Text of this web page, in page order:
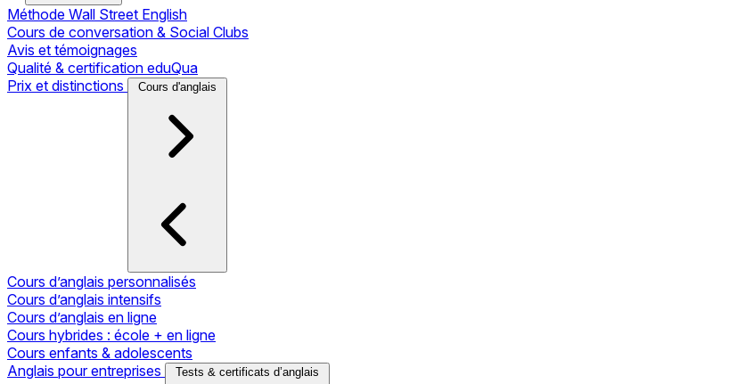
Méthode Wall Street English
Cours de conversation & Social Clubs
Avis et témoignages
Qualité & certification eduQua
Prix et distinctions
Cours d'anglais
Cours d’anglais personnalisés
Cours d’anglais intensifs
Cours d’anglais en ligne
Cours hybrides : école + en ligne
Cours enfants & adolescents
Anglais pour entreprises
Tests & certificats d’anglais